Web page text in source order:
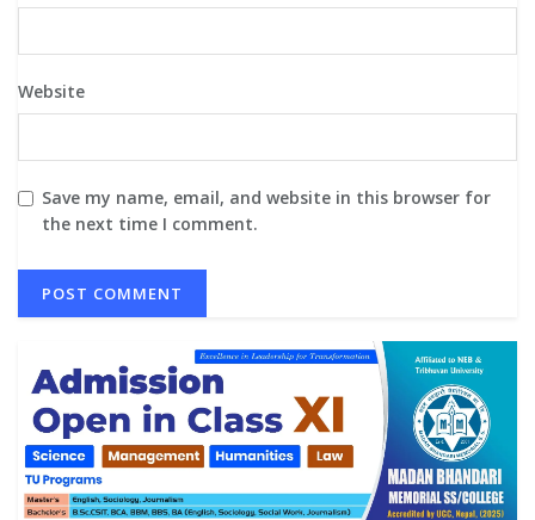
Website
Save my name, email, and website in this browser for
the next time I comment.